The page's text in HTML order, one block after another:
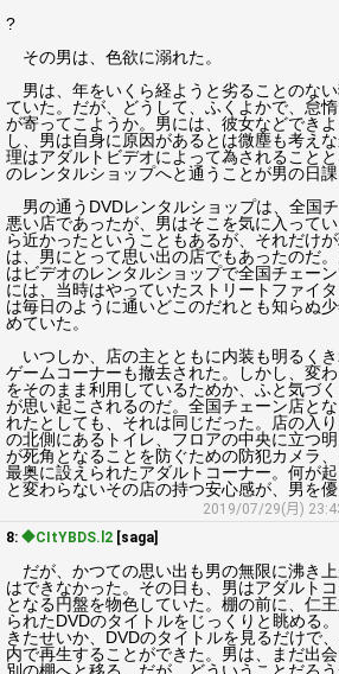
?
その男は、色欲に溺れた。
男は、年をいくら経ようと劣ることのな
ていた。だが、どうして、ふくよかで、怠
が寄ってこようか。男には、彼女などでき
し、男は自身に原因があるとは微塵も考え
理はアダルトビデオによって為されること
のレンタルショップへと通うことが男の日課
男の通うDVDレンタルショップは、全国
悪い店であったが、男はそこを気に入って
ら近かったということもあるが、それだけ
は、男にとって思い出の店でもあったのだ
はビデオのレンタルショップで全国チェー
には、当時はやっていたストリートファイ
は毎日のように通いどこのだれとも知らぬ
めていた。
いつしか、店の主とともに内装も明るくき
ゲームコーナーも撤去された。しかし、変
をそのまま利用しているためか、ふと気づ
が思い起こされるのだ。全国チェーン店と
れたとしても、それは同じだった。店の入
の北側にあるトイレ、フロアの中央に立つ
が死角となることを防ぐための防犯カメラ
最奥に設えられたアダルトコーナー。何が
と変わらないその店の持つ安心感が、男を優
2019/07/29(月)
8: ◆CItYBDS.l2 [saga]
だが、かつての思い出も男の無限に沸き
はできなかった。その日も、男はアダルト
となる円盤を物色していた。棚の前に、仁
られたDVDのタイトルをじっくりと眺める
きたせいか、DVDのタイトルを見るだけで
内で再生することができた。男は、まだ出